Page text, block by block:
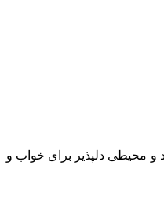
و محیطی دلپذیر برای خواب و